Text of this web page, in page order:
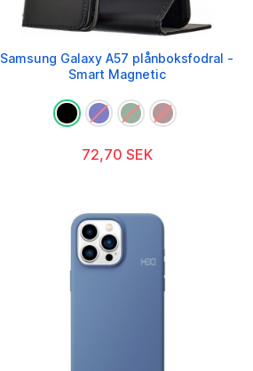
Samsung Galaxy A57 plånboksfodral -
Smart Magnetic
72,70 SEK